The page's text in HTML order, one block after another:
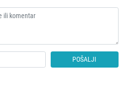
POŠALJI